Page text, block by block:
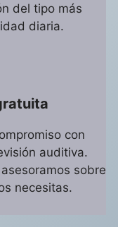
del tipo más
diaria.
con
auditiva.
sobre
necesitas.